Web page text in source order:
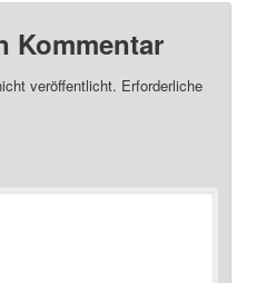
Kommentar
veröffentlicht. Erforderliche